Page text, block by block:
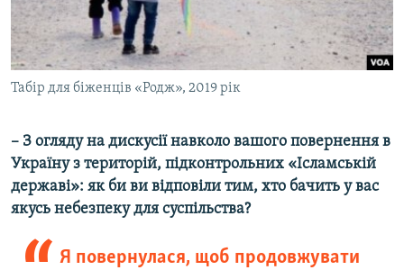
Табір для біженців «Родж», 2019 рік
– З огляду на дискусії навколо вашого повернення в
Україну з територій, підконтрольних «Ісламській
державі»: як би ви відповіли тим, хто бачить у вас
якусь небезпеку для суспільства?​
Я повернулася, щоб продовжувати